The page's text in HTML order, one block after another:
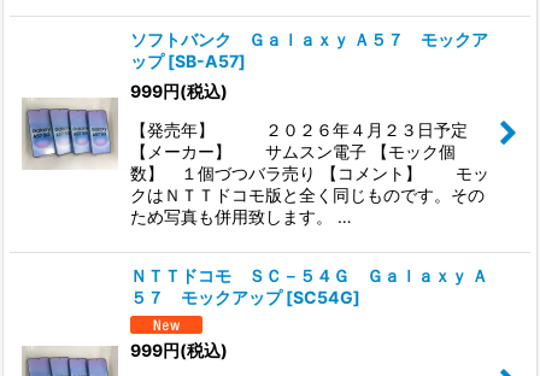
ソフトバンク Ｇａｌａｘｙ Ａ５７ モックア
ップ [SB-A57]
999円(税込)
【発売年】 ２０２６年４月２３日予定
【メーカー】 サムスン電子 【モック個
数】 １個づつバラ売り 【コメント】 モッ
クはＮＴＴドコモ版と全く同じものです。その
ため写真も併用致します。 …
ＮＴＴドコモ ＳＣ－５４Ｇ Ｇａｌａｘｙ Ａ
５７ モックアップ [SC54G]
999円(税込)